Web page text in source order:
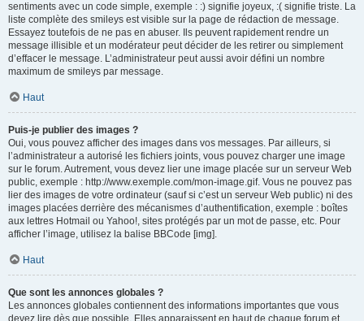
sentiments avec un code simple, exemple : :) signifie joyeux, :( signifie triste. La
liste complète des smileys est visible sur la page de rédaction de message.
Essayez toutefois de ne pas en abuser. Ils peuvent rapidement rendre un
message illisible et un modérateur peut décider de les retirer ou simplement
d’effacer le message. L’administrateur peut aussi avoir défini un nombre
maximum de smileys par message.
Haut
Puis-je publier des images ?
Oui, vous pouvez afficher des images dans vos messages. Par ailleurs, si
l’administrateur a autorisé les fichiers joints, vous pouvez charger une image
sur le forum. Autrement, vous devez lier une image placée sur un serveur Web
public, exemple : http://www.exemple.com/mon-image.gif. Vous ne pouvez pas
lier des images de votre ordinateur (sauf si c’est un serveur Web public) ni des
images placées derrière des mécanismes d’authentification, exemple : boîtes
aux lettres Hotmail ou Yahoo!, sites protégés par un mot de passe, etc. Pour
afficher l’image, utilisez la balise BBCode [img].
Haut
Que sont les annonces globales ?
Les annonces globales contiennent des informations importantes que vous
devez lire dès que possible. Elles apparaissent en haut de chaque forum et